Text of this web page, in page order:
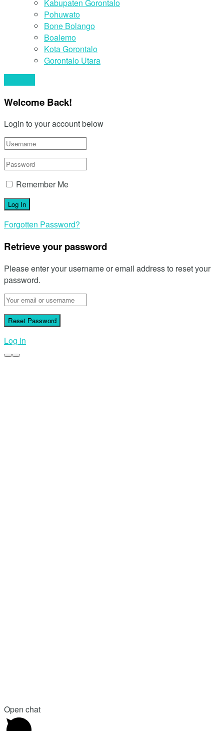
Kabupaten Gorontalo
Pohuwato
Bone Bolango
Boalemo
Kota Gorontalo
Gorontalo Utara
Welcome Back!
Login to your account below
Remember Me
Forgotten Password?
Retrieve your password
Please enter your username or email address to reset your
password.
Log In
Open chat